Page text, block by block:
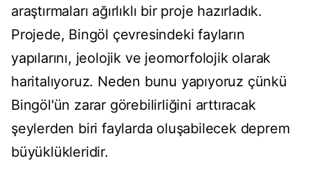
araştırmaları ağırlıklı bir proje hazırladık.
Projede, Bingöl çevresindeki fayların
yapılarını, jeolojik ve jeomorfolojik olarak
haritalıyoruz. Neden bunu yapıyoruz çünkü
Bingöl'ün zarar görebilirliğini arttıracak
şeylerden biri faylarda oluşabilecek deprem
büyüklükleridir.